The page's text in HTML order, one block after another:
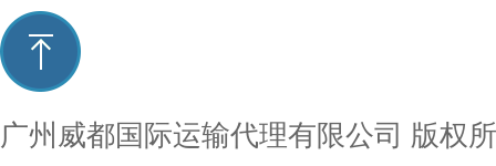
广州威都国际运输代理有限公司 版权